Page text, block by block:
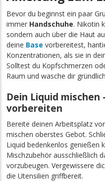
Bevor du beginnst ein paar
immer Handschuhe. Nikotin
sondern auch über die Haut
deine Base vorbereitest,
Konzentrationen, als sie in
Solltest du Kopfschmerzen
Raum und wasche dir
Dein Liquid
vorbereiten
Bereite deinen Arbeitsplatz
mischen oberstes Gebot.
Liquid bedenkenlos genießen
Mischzubehör ausschließlich
vorzubeugen. Vergewissere
die Utensilien griffbereit.